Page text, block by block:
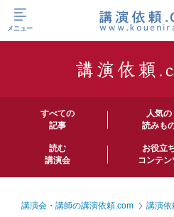
メニュー
すべての
記事
人気の
読みも
読む
講演会
お役立
コンテン
講演会・講師の講演依頼.com 講演依